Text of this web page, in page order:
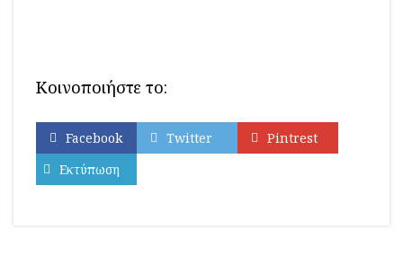
Κοινοποιήστε το:
Facebook Twitter
Pintrest
Εκτύπωση